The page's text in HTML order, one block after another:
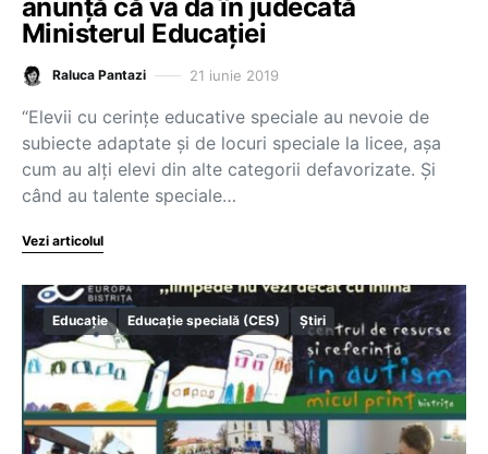
anunță că va da în judecată
Ministerul Educației
Raluca Pantazi 21 iunie 2019
“Elevii cu cerințe educative speciale au nevoie de
subiecte adaptate și de locuri speciale la licee, așa
cum au alți elevi din alte categorii defavorizate. Și
când au talente speciale…
Vezi articolul
Educație Educație specială (CES) Știri